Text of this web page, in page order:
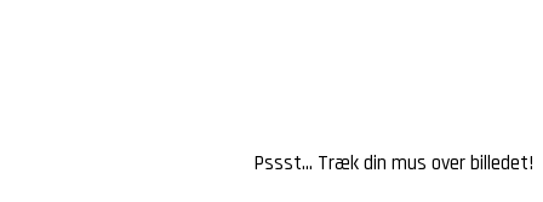
Pssst… Træk din mus over billedet!